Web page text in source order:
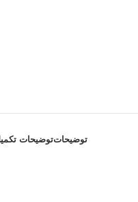
توضیحاتتوضیحات